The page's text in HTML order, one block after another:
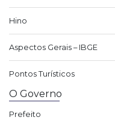
Hino
Aspectos Gerais – IBGE
Pontos Turísticos
O Governo
Prefeito